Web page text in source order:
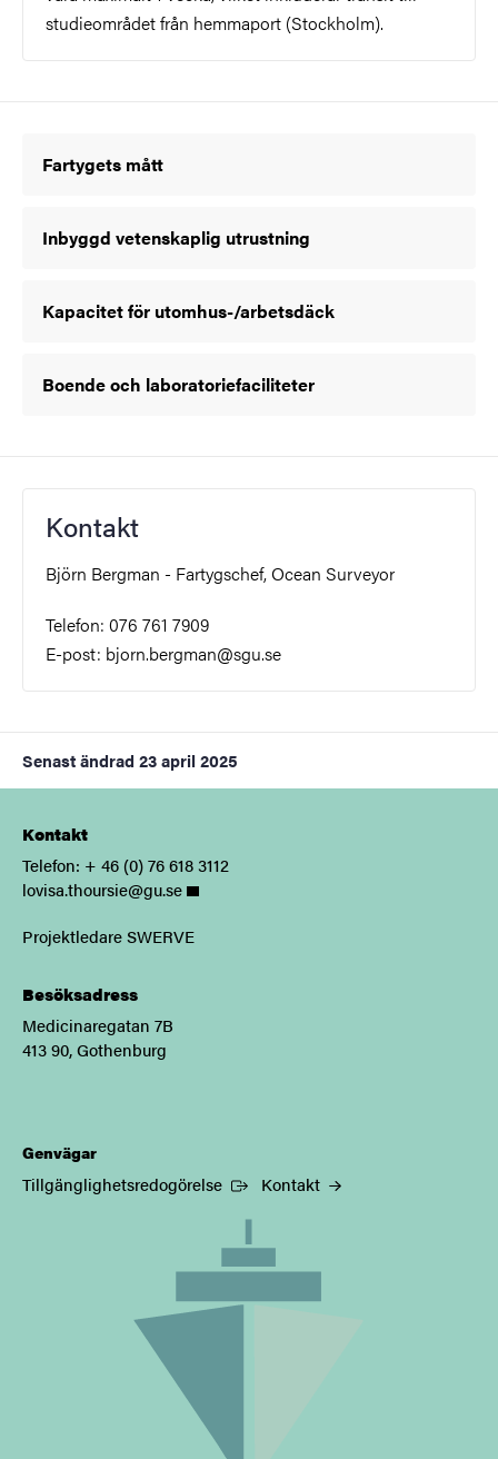
studieområdet från hemmaport (Stockholm).
Fartygets mått
Inbyggd vetenskaplig utrustning
Kapacitet för utomhus-/arbetsdäck
Boende och laboratoriefaciliteter
Kontakt
Björn Bergman - Fartygschef, Ocean Surveyor
Telefon: 076 761 7909
E-post: bjorn.bergman@sgu.se
Senast ändrad 23 april 2025
Kontakt
Telefon: + 46 (0) 76 618 3112
lovisa.thoursie@gu.se
Projektledare SWERVE
Besöksadress
Medicinaregatan 7B
413 90, Gothenburg
Genvägar
Tillgänglighetsredogörelse (Extern länk)
Kontakt